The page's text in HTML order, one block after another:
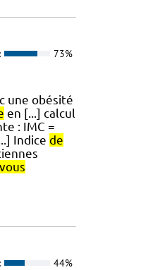
73%
une obésité
en [...] calcul
: IMC =
Indice de
vous
44%